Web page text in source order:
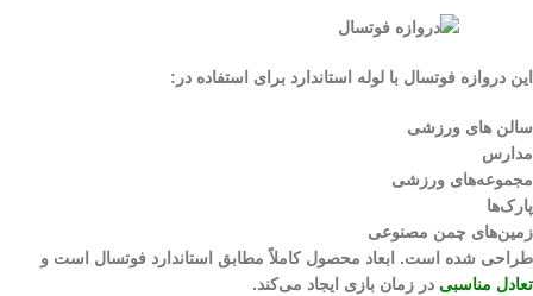
این دروازه فوتسال با لوله استاندارد برای استفاده در:
سالن های ورزشی
مدارس
مجموعه‌های ورزشی
پارک‌ها
زمین‌های چمن مصنوعی
طراحی شده است. ابعاد محصول کاملاً مطابق استاندارد فوتسال است و
تعادل مناسبی در زمان بازی ایجاد می‌کند.